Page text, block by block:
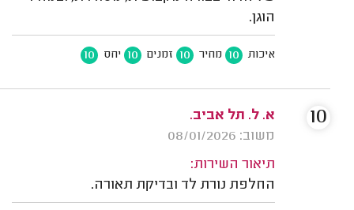
הוגן.
איכות 10 מחיר 10 זמנים 10 יחס 10
א. ל. תל אביב.
משוב: 08/01/2026
תיאור השירות:
החלפת נורת לד ובדיקת תאורה.
10